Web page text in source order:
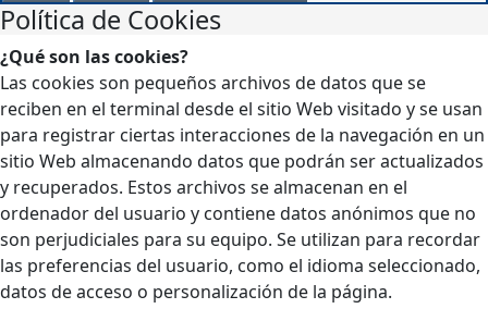
Política de Cookies
¿Qué son las cookies?
Las cookies son pequeños archivos de datos que se
reciben en el terminal desde el sitio Web visitado y se usan
para registrar ciertas interacciones de la navegación en un
sitio Web almacenando datos que podrán ser actualizados
y recuperados. Estos archivos se almacenan en el
ordenador del usuario y contiene datos anónimos que no
son perjudiciales para su equipo. Se utilizan para recordar
las preferencias del usuario, como el idioma seleccionado,
datos de acceso o personalización de la página.